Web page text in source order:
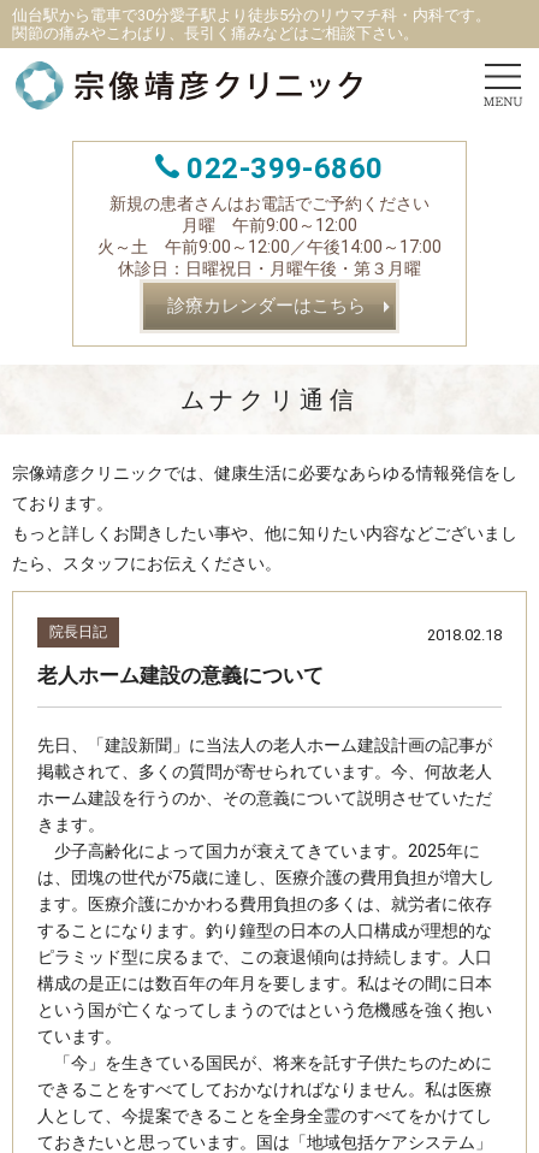
仙台駅から電車で30分愛子駅より徒歩5分の リウマチ科 ・ 内科です。
関節の痛みやこわばり、長引く痛みなどはご相談下さい。
022-399-6860
新規の患者さんはお電話でご予約ください
月曜 午前9:00～12:00
火～土 午前9:00～12:00／午後14:00～17:00
休診日：日曜祝日・月曜午後・第３月曜
診療カレンダーはこちら
ムナクリ通信
宗像靖彦クリニックでは、健康生活に必要なあらゆる情報発信をし
ております。
もっと詳しくお聞きしたい事や、他に知りたい内容などございまし
たら、スタッフにお伝えください。
院長日記
老人ホーム建設の意義について
2018.02.18
先日、「建設新聞」に当法人の老人ホーム建設計画の記事が
掲載されて、多くの質問が寄せられています。今、何故老人
ホーム建設を行うのか、その意義について説明させていただ
きます。
少子高齢化によって国力が衰えてきています。2025年に
は、団塊の世代が75歳に達し、医療介護の費用負担が増大し
ます。医療介護にかかわる費用負担の多くは、就労者に依存
することになります。釣り鐘型の日本の人口構成が理想的な
ピラミッド型に戻るまで、この衰退傾向は持続します。人口
構成の是正には数百年の年月を要します。私はその間に日本
という国が亡くなってしまうのではという危機感を強く抱い
ています。
「今」を生きている国民が、将来を託す子供たちのために
できることをすべてしておかなければなりません。私は医療
人として、今提案できることを全身全霊のすべてをかけてし
ておきたいと思っています。国は「地域包括ケアシステム」